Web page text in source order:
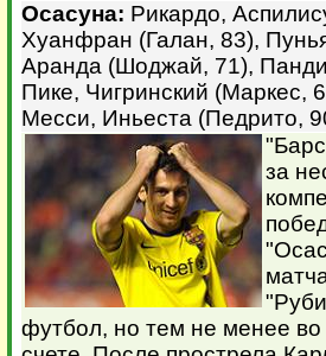
Осасуна: Рикардо,
Хуанфран (Галан, 83),
Аранда (Шоджай, 71),
Пике, Чигринский (Маркес,
Месси, Иньеста (Педрито,
за
футбол, но тем не менее